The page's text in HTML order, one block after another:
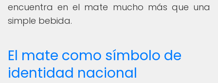
encuentra en el mate mucho más que una
simple bebida.
El mate como símbolo de
identidad nacional